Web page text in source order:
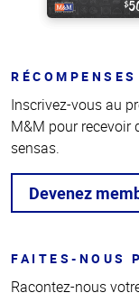
RÉCOMPENSES
Inscrivez-vous au
M&M pour recevoir
sensas.
Devenez
FAITES-NOUS
Racontez-nous